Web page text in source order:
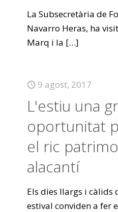
La Subsecretària de
Navarro Heras, ha
Marq i la […]
9 agost, 2017
L'estiu una
oportunitat
el ric
alacantí
Els dies llargs i càlids
estival conviden a fer